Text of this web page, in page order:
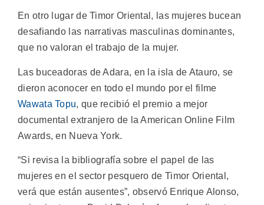
En otro lugar de Timor Oriental, las mujeres bucean
desafiando las narrativas masculinas dominantes,
que no valoran el trabajo de la mujer.
Las buceadoras de Adara, en la isla de Atauro, se
dieron aconocer en todo el mundo por el filme
Wawata Topu, que recibió el premio a mejor
documental extranjero de la American Online Film
Awards, en Nueva York.
“Si revisa la bibliografía sobre el papel de las
mujeres en el sector pesquero de Timor Oriental,
verá que están ausentes”, observó Enrique Alonso,